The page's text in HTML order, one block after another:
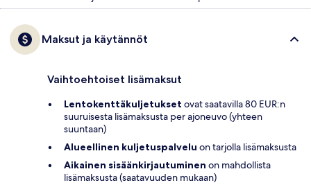
Maksut ja käytännöt
Vaihtoehtoiset lisämaksut
Lentokenttäkuljetukset ovat saatavilla 80 EUR:n
suuruisesta lisämaksusta per ajoneuvo (yhteen
suuntaan)
Alueellinen kuljetuspalvelu on tarjolla lisämaksusta
Aikainen sisäänkirjautuminen on mahdollista
lisämaksusta (saatavuuden mukaan)